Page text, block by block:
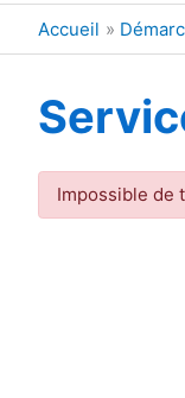
Accueil
Impossible de